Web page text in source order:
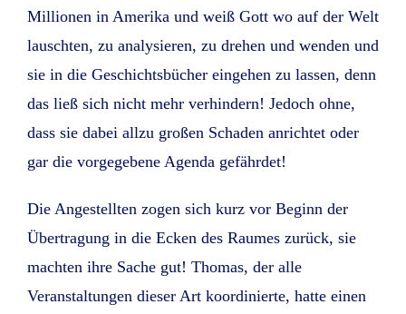
Millionen in Amerika und weiß Gott wo auf der Welt
lauschten, zu analysieren, zu drehen und wenden und
sie in die Geschichtsbücher eingehen zu lassen, denn
das ließ sich nicht mehr verhindern! Jedoch ohne,
dass sie dabei allzu großen Schaden anrichtet oder
gar die vorgegebene Agenda gefährdet!
Die Angestellten zogen sich kurz vor Beginn der
Übertragung in die Ecken des Raumes zurück, sie
machten ihre Sache gut! Thomas, der alle
Veranstaltungen dieser Art koordinierte, hatte einen